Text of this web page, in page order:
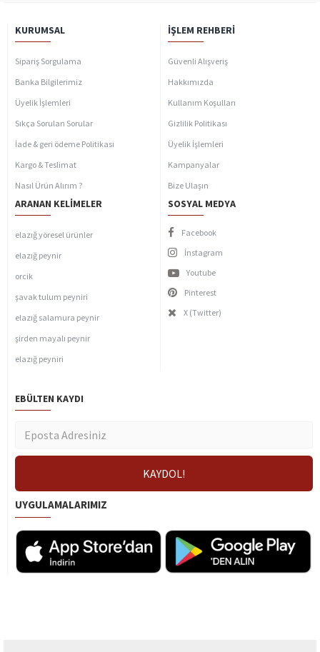
KURUMSAL
Sipariş Sorgulama
Banka Bilgilerimiz
Üyelik İşlemleri
Sıkça Sorulan Sorular
İade & geri ödeme Politikası
Kargo & Teslimat
Nasıl Ürün Alırım ?
İŞLEM REHBERI
Güvenli Alışveriş
Hakkımızda
Kullanım Koşulları
Gizlilik Politikası
Üyelik İşlemleri
Kampanyalar
Bize Ulaşın
ARANAN KELIMELER
elazığ yöresel ürünler
elazığ peynir
orcik
şavak tulum peyniri
elazığ salamura peynir
şirden mayalı peynir
elazığ peyniri
SOSYAL MEDYA
Facebook
İnstagram
Youtube
Pinterest
X (Twitter)
EBÜLTEN KAYDI
UYGULAMALARIMIZ